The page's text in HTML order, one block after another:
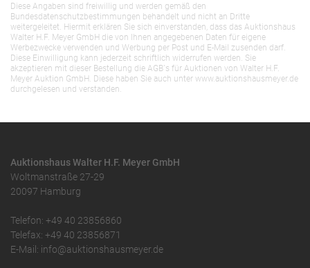
Diese Angaben sind freiwillig und werden gemäß den
Bundesdatenschutzbestimmungen behandelt und nicht an Dritte
weitergeleitet. Hiermit erklären Sie sich einverstanden, dass das Auktionshaus
Walter H.F. Meyer GmbH die von Ihnen angegebenen Daten für eigene
Werbezwecke verwenden und Werbung per Post und E-Mail zusenden darf.
Diese Einwilligung kann jederzeit schriftlich widerrufen werden. Sie
akzeptieren mit dieser Bestellung die AGB`s für Auktionen von Walter H.F.
Meyer Auktion GmbH. Diese haben Sie auch unter www.auktionshausmeyer.de
durchgelesen und verstanden.
Auktionshaus Walter H.F. Meyer GmbH
Woltmanstraße 27-29
20097 Hamburg
Telefon: +49 40 23856860
Telefax: +49 40 23856871
E-Mail: info@auktionshausmeyer.de